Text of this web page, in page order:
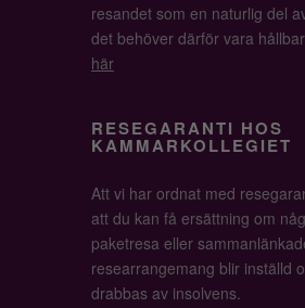
resandet som en naturlig del
det behöver därför vara
här
RESEGARANTI HOS
KAMMARKOLLEGIET
Att vi har ordnat med
att du kan få ersättning om
paketresa eller
researrangemang blir inställd
drabbas av insolvens.